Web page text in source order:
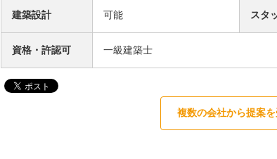
建築設計 可能 スタ
資格・許認可 一級建築士
複数の会社から提案